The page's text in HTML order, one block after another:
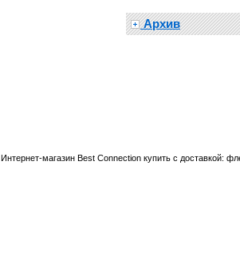
Архив
Интернет-магазин Best Connection купить с доставкой: